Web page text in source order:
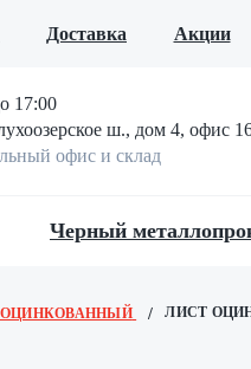
Доставка Акции
17:00
ш., дом 4, офис
офис и склад
Черный
ЛИСТ